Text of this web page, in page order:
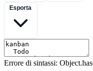
Errore di sintassi: